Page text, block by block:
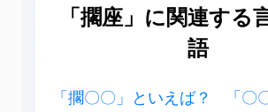
「擱座」に関連する
語
「擱〇〇」といえば？ 「〇